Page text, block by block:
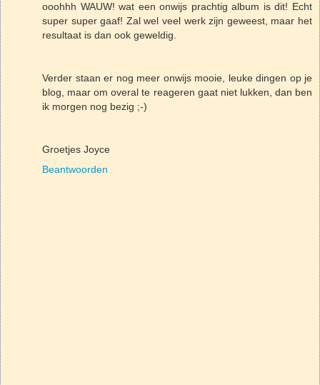
ooohhh WAUW! wat een onwijs prachtig album is dit! Echt
super super gaaf! Zal wel veel werk zijn geweest, maar het
resultaat is dan ook geweldig.
Verder staan er nog meer onwijs mooie, leuke dingen op je
blog, maar om overal te reageren gaat niet lukken, dan ben
ik morgen nog bezig ;-)
Groetjes Joyce
Beantwoorden